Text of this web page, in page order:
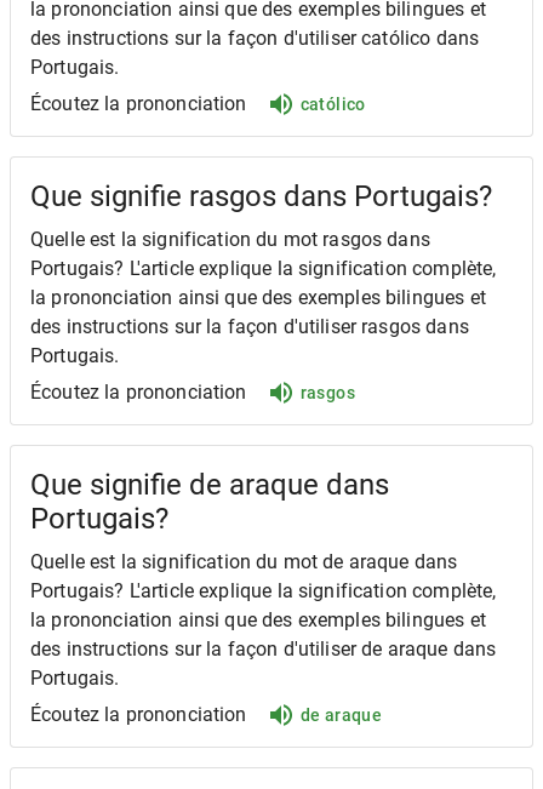
la prononciation ainsi que des exemples bilingues et
des instructions sur la façon d'utiliser católico dans
Portugais.
Écoutez la prononciation
católico
Que signifie rasgos dans Portugais?
Quelle est la signification du mot rasgos dans
Portugais? L'article explique la signification complète,
la prononciation ainsi que des exemples bilingues et
des instructions sur la façon d'utiliser rasgos dans
Portugais.
Écoutez la prononciation
rasgos
Que signifie de araque dans
Portugais?
Quelle est la signification du mot de araque dans
Portugais? L'article explique la signification complète,
la prononciation ainsi que des exemples bilingues et
des instructions sur la façon d'utiliser de araque dans
Portugais.
Écoutez la prononciation
de araque